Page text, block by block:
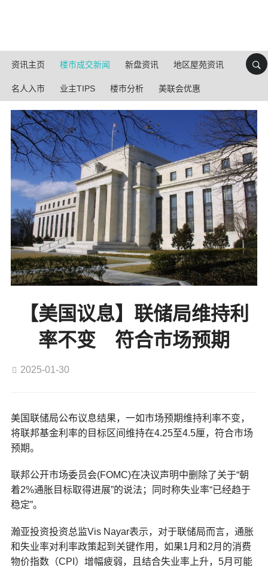
资讯主页 楼市成交新闻 新盘资讯 地区屋苑资讯
名人入市 业主TIPS 楼市分析 美联会优惠
【美国议息】联储局维持利
率不变 符合市场预期
2025-01-30
美国联储局公布议息结果，一如市场预期维持利率不变，
将联邦基金利率的目标区间维持在4.25至4.5厘，符合市场
预期。
联邦公开市场委员会(FOMC)在决议声明中删除了关于“朝
着2%通胀目标取得进展”的说法；同时称失业率“已经趋于
稳定”。
瀚亚投资投资总监Vis Nayar表示，对于联储局而言，通胀
和失业率对利率政策起到关键作用，如果1月和2月的消费
物价指数（CPI）增幅疲弱，且结合失业率上升，5月可能